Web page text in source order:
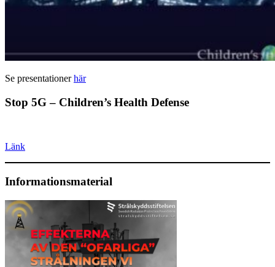
Se presentationerhär
Stop 5G – Children’s Health Defense
Länk
Informationsmaterial